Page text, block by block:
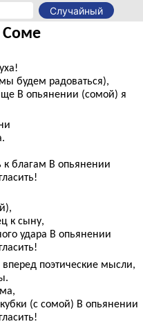
Случайный
Соме
будем радоваться),
В опьянении (сомой) я
к благам В опьянении
к сыну,
удара В опьянении
поэтические мысли,
(с сомой) В опьянении